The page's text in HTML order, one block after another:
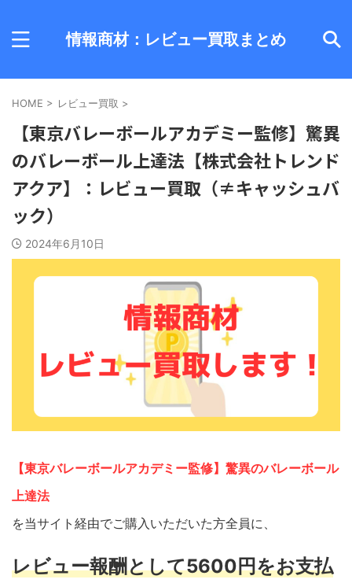
情報商材：レビュー買取まとめ
HOME > レビュー買取 >
【東京バレーボールアカデミー監修】驚異
のバレーボール上達法【株式会社トレンド
アクア】：レビュー買取（≠キャッシュバ
ック）
2024年6月10日
【東京バレーボールアカデミー監修】驚異のバレーボール
上達法
を当サイト経由でご購入いただいた方全員に、
レビュー報酬として5600円をお支払